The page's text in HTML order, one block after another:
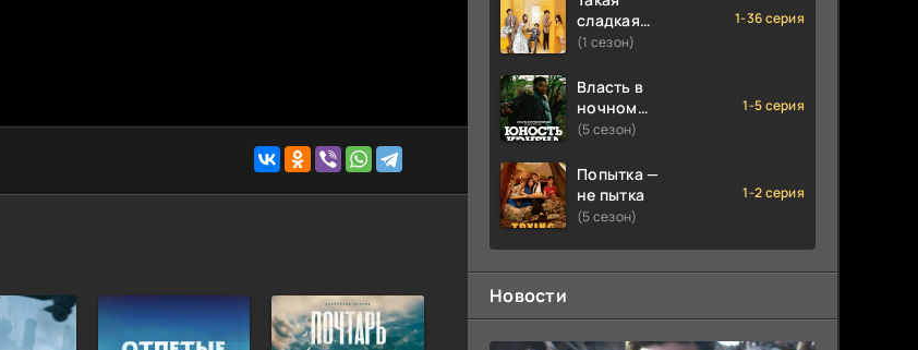
сладкая
любовь
(1 сезон)
1-36 серия
Власть в
ночном
городе.
третья:
Юность
Кэнена
(5 сезон)
1-5 серия
Попытка —
не пытка
(5 сезон)
1-2 серия
Новости